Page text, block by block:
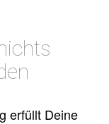
erfüllt Deine